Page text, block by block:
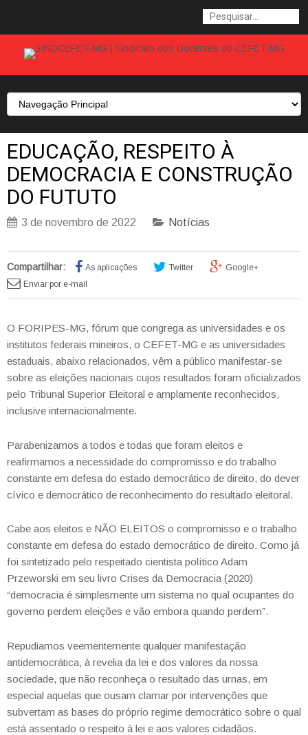
EDUCAÇÃO, RESPEITO À
DEMOCRACIA E CONSTRUÇÃO
DO FUTUTO
3 de novembro de 2022 Notícias
Compartilhar: As aplicações Twitter
Google+
Enviar por e-mail
O FORIPES-MG, fórum que congrega as universidades e os
institutos federais mineiros, o CEFET-MG e as universidades
estaduais, abaixo relacionados, vêm a público manifestar-se
sobre as eleições nacionais cujos resultados foram oficializados
pelo Tribunal Superior Eleitoral e amplamente reconhecidos,
inclusive internacionalmente.
Parabenizamos a todos e todas que foram eleitos e
reafirmamos a necessidade do compromisso e do trabalho
constante em defesa do estado democrático de direito, do dever
cívico e democrático de reconhecimento do resultado eleitoral.
Cabe aos eleitos e NÃO ELEITOS o compromisso e o trabalho
constante em defesa do estado democrático de direito. Como já
foi sintetizado pelo respeitado cientista político Adam
Przeworski em seu livro Crises da Democracia (2020)
“democracia é simplesmente um sistema no qual ocupantes do
governo perdem eleições e vão embora quando perdem”.
Repudiamos veementemente qualquer manifestação
antidemocrática, à revelia da lei e dos valores da nossa
sociedade, que não reconheça o resultado das urnas, em
especial aquelas que ousam clamar por intervenções que
subvertam as bases do próprio regime democrático sobre o qual
está assentado o respeito à lei e aos valores cidadãos.